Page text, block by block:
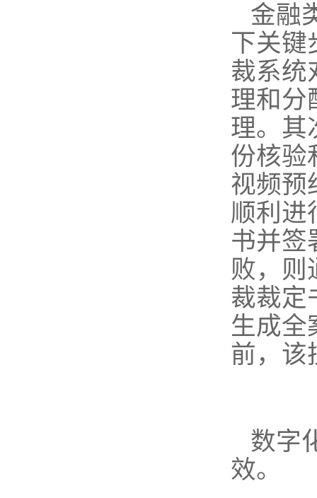
金融
下关键
裁系统
理和分
理。其
份核验
视频预
顺利进
书并签
败，则
裁裁定
生成全
前，该
数字
效。